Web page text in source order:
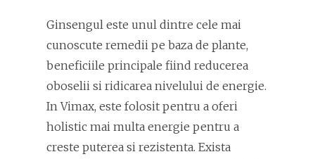
Ginsengul este unul dintre cele mai
cunoscute remedii pe baza de plante,
beneficiile principale fiind reducerea
oboselii si ridicarea nivelului de energie.
In Vimax, este folosit pentru a oferi
holistic mai multa energie pentru a
creste puterea si rezistenta. Exista